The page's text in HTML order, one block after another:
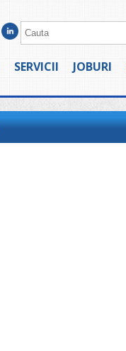
SERVICII JOBURI